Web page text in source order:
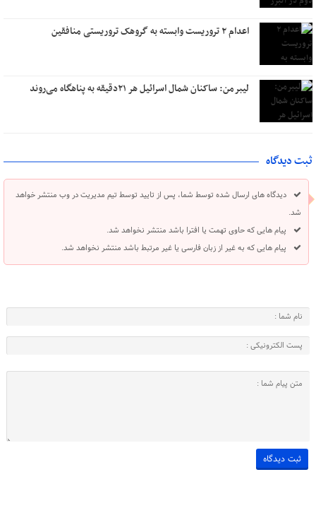
اعدام ۲ تروریست وابسته به گروهک تروریستی منافقین
لیبرمن: ساکنان شمال اسرائیل هر ۲۱دقیقه به پناهگاه می‌روند
ثبت دیدگاه
دیدگاه های ارسال شده توسط شما، پس از تایید توسط تیم مدیریت در وب منتشر خواهد
شد.
پیام هایی که حاوی تهمت یا افترا باشد منتشر نخواهد شد.
پیام هایی که به غیر از زبان فارسی یا غیر مرتبط باشد منتشر نخواهد شد.